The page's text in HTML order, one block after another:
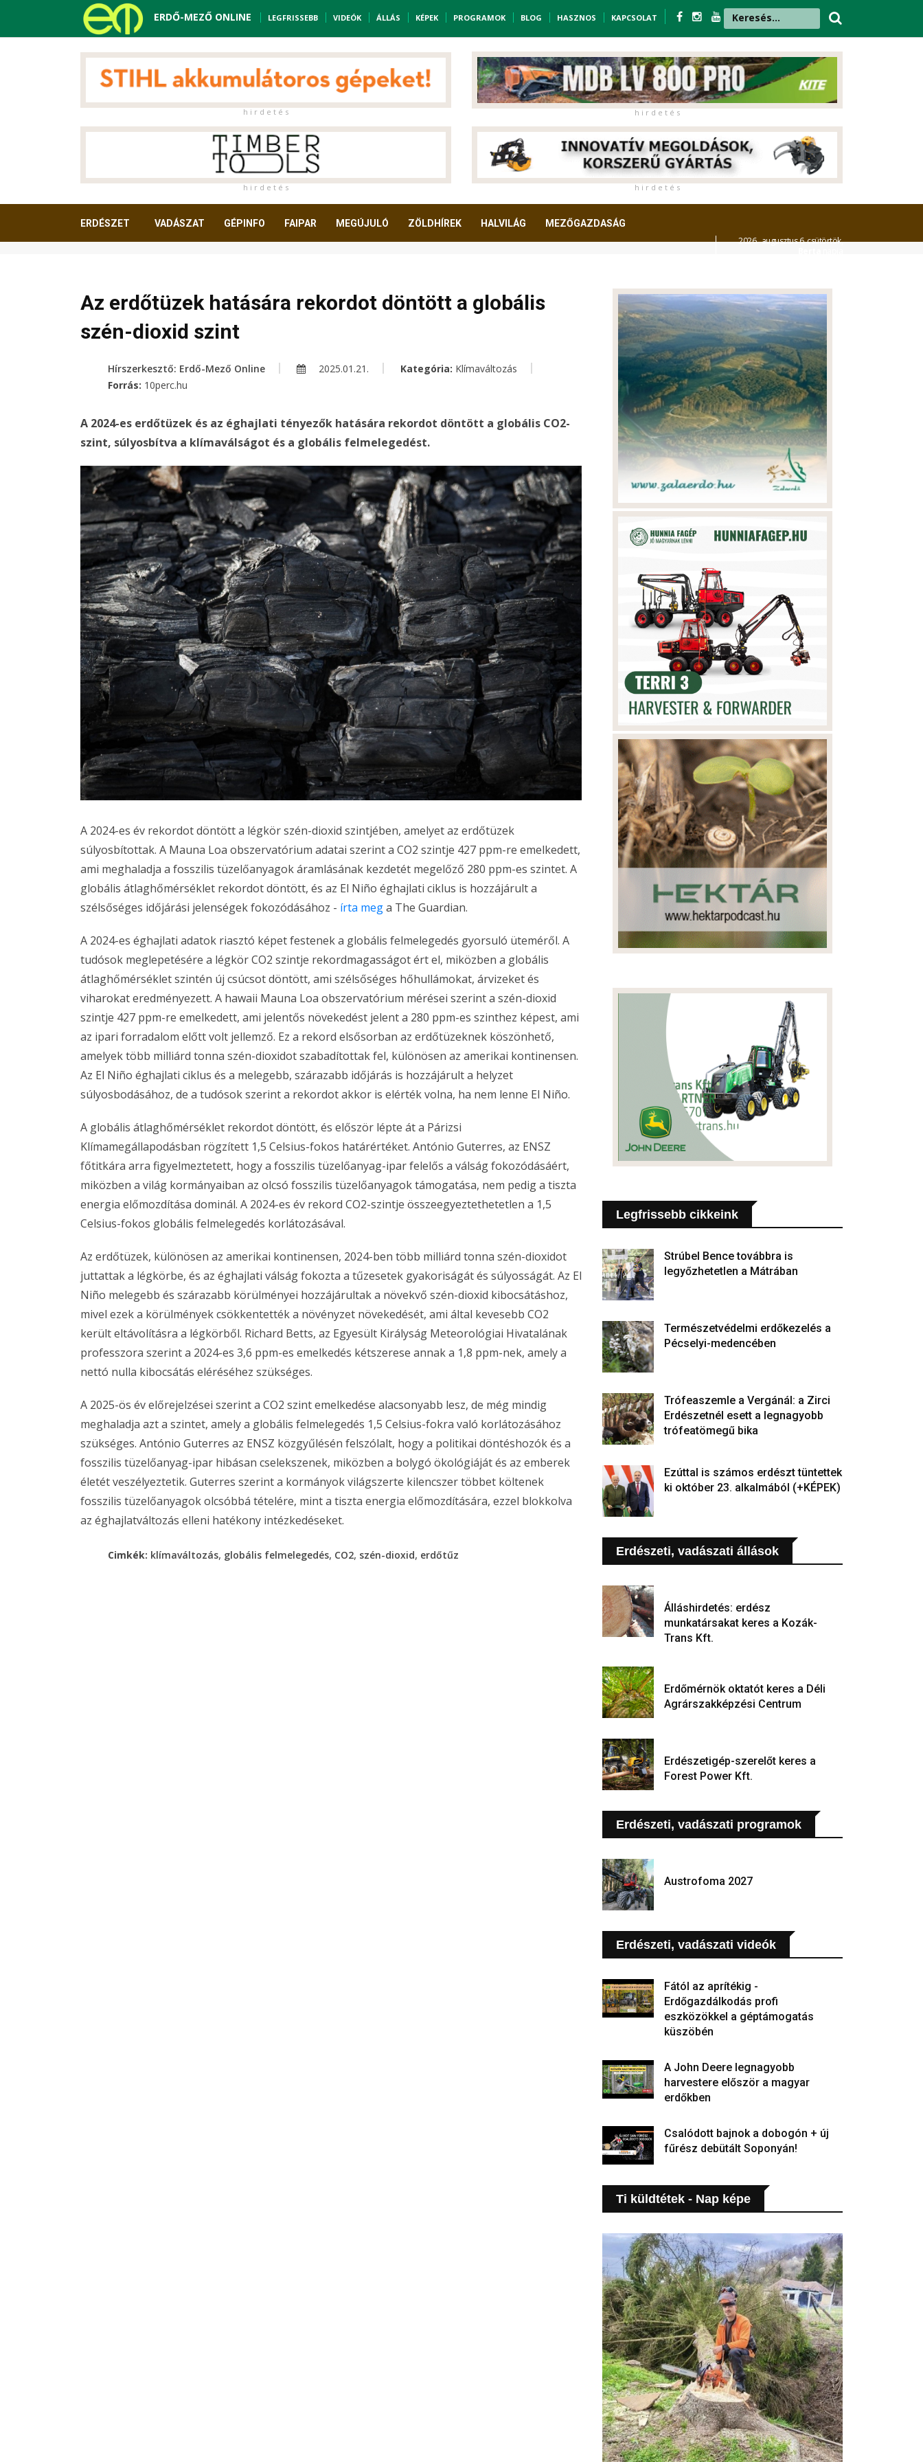
ERDŐ-MEZŐ ONLINE LEGFRISSEBB VIDEÓK ÁLLÁS KÉPEK PROGRAMOK BLOG HASZNOS KAPCSOLAT
h i r d e t é s h i r d e t é s
h i r d e t é s h i r d e t é s
ERDÉSZET VADÁSZAT GÉPINFO FAIPAR MEGÚJULÓ ZÖLDHÍREK HALVILÁG MEZŐGAZDASÁG
2026. augusztus 6. csütörtök,
Az erdőtüzek hatására rekordot döntött a globális
szén-dioxid szint
Hírszerkesztő: Erdő-Mező Online 2025.01.21. Kategória: Klímaváltozás
Forrás: 10perc.hu
A 2024-es erdőtüzek és az éghajlati tényezők hatására rekordot döntött a globális CO2-
szint, súlyosbítva a klímaválságot és a globális felmelegedést.
A 2024-es év rekordot döntött a légkör szén-dioxid szintjében, amelyet az erdőtüzek
súlyosbítottak. A Mauna Loa obszervatórium adatai szerint a CO2 szintje 427 ppm-re emelkedett,
ami meghaladja a fosszilis tüzelőanyagok áramlásának kezdetét megelőző 280 ppm-es szintet. A
globális átlaghőmérséklet rekordot döntött, és az El Niño éghajlati ciklus is hozzájárult a
szélsőséges időjárási jelenségek fokozódásához - írta mega The Guardian.
A 2024-es éghajlati adatok riasztó képet festenek a globális felmelegedés gyorsuló üteméről. A
tudósok meglepetésére a légkör CO2 szintje rekordmagasságot ért el, miközben a globális
átlaghőmérséklet szintén új csúcsot döntött, ami szélsőséges hőhullámokat, árvizeket és
viharokat eredményezett. A hawaii Mauna Loa obszervatórium mérései szerint a szén-dioxid
szintje 427 ppm-re emelkedett, ami jelentős növekedést jelent a 280 ppm-es szinthez képest, ami
az ipari forradalom előtt volt jellemző. Ez a rekord elsősorban az erdőtüzeknek köszönhető,
amelyek több milliárd tonna szén-dioxidot szabadítottak fel, különösen az amerikai kontinensen.
Az El Niño éghajlati ciklus és a melegebb, szárazabb időjárás is hozzájárult a helyzet
súlyosbodásához, de a tudósok szerint a rekordot akkor is elérték volna, ha nem lenne El Niño.
A globális átlaghőmérséklet rekordot döntött, és először lépte át a Párizsi
Klímamegállapodásban rögzített 1,5 Celsius-fokos határértéket. António Guterres, az ENSZ
főtitkára arra figyelmeztetett, hogy a fosszilis tüzelőanyag-ipar felelős a válság fokozódásáért,
miközben a világ kormányaiban az olcsó fosszilis tüzelőanyagok támogatása, nem pedig a tiszta
energia előmozdítása dominál. A 2024-es év rekord CO2-szintje összeegyeztethetetlen a 1,5
Celsius-fokos globális felmelegedés korlátozásával.
Az erdőtüzek, különösen az amerikai kontinensen, 2024-ben több milliárd tonna szén-dioxidot
juttattak a légkörbe, és az éghajlati válság fokozta a tűzesetek gyakoriságát és súlyosságát. Az El
Niño melegebb és szárazabb körülményei hozzájárultak a növekvő szén-dioxid kibocsátáshoz,
mivel ezek a körülmények csökkentették a növényzet növekedését, ami által kevesebb CO2
került eltávolításra a légkörből. Richard Betts, az Egyesült Királyság Meteorológiai Hivatalának
professzora szerint a 2024-es 3,6 ppm-es emelkedés kétszerese annak a 1,8 ppm-nek, amely a
nettó nulla kibocsátás eléréséhez szükséges.
A 2025-ös év előrejelzései szerint a CO2 szint emelkedése alacsonyabb lesz, de még mindig
meghaladja azt a szintet, amely a globális felmelegedés 1,5 Celsius-fokra való korlátozásához
szükséges. António Guterres az ENSZ közgyűlésén felszólalt, hogy a politikai döntéshozók és a
fosszilis tüzelőanyag-ipar hibásan cselekszenek, miközben a bolygó ökológiáját és az emberek
életét veszélyeztetik. Guterres szerint a kormányok világszerte kilencszer többet költenek
fosszilis tüzelőanyagok olcsóbbá tételére, mint a tiszta energia előmozdítására, ezzel blokkolva
az éghajlatváltozás elleni hatékony intézkedéseket.
Cimkék: klímaváltozás, globális felmelegedés, CO2, szén-dioxid, erdőtűz
Legfrissebb cikkeink
Strúbel Bence továbbra is
legyőzhetetlen a Mátrában
Természetvédelmi erdőkezelés a
Pécselyi-medencében
Trófeaszemle a Vergánál: a Zirci
Erdészetnél esett a legnagyobb
trófeatömegű bika
Ezúttal is számos erdészt tüntettek
ki október 23. alkalmából (+KÉPEK)
Erdészeti, vadászati állások
Álláshirdetés: erdész
munkatársakat keres a Kozák-
Trans Kft.
Erdőmérnök oktatót keres a Déli
Agrárszakképzési Centrum
Erdészetigép-szerelőt keres a
Forest Power Kft.
Erdészeti, vadászati programok
Austrofoma 2027
Erdészeti, vadászati videók
Fától az aprítékig -
Erdőgazdálkodás profi
eszközökkel a géptámogatás
küszöbén
A John Deere legnagyobb
harvestere először a magyar
erdőkben
Csalódott bajnok a dobogón + új
fűrész debütált Soponyán!
Ti küldtétek - Nap képe